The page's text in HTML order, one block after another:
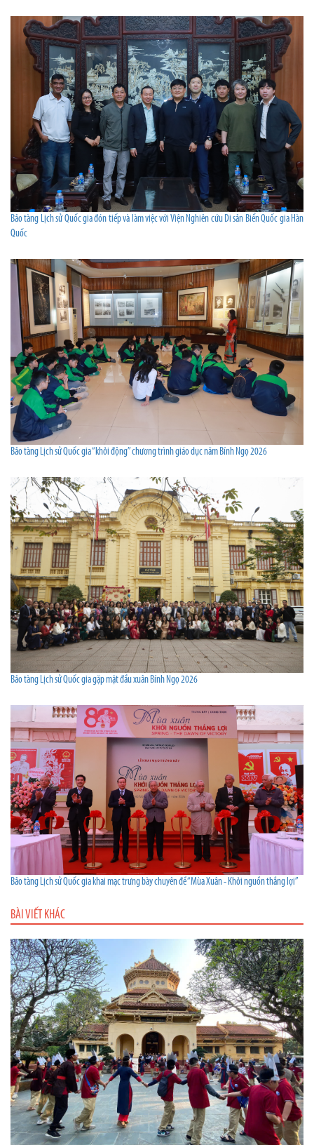
Bảo tàng Lịch sử Quốc gia đón tiếp và làm việc với Viện Nghiên cứu Di sản Biển Quốc gia Hàn
Quốc
Bảo tàng Lịch sử Quốc gia “khởi động” chương trình giáo dục năm Bính Ngọ 2026
Bảo tàng Lịch sử Quốc gia gặp mặt đầu xuân Bính Ngọ 2026
Bảo tàng Lịch sử Quốc gia khai mạc trưng bày chuyên đề “Mùa Xuân - Khởi nguồn thắng lợi”
BÀI VIẾT KHÁC